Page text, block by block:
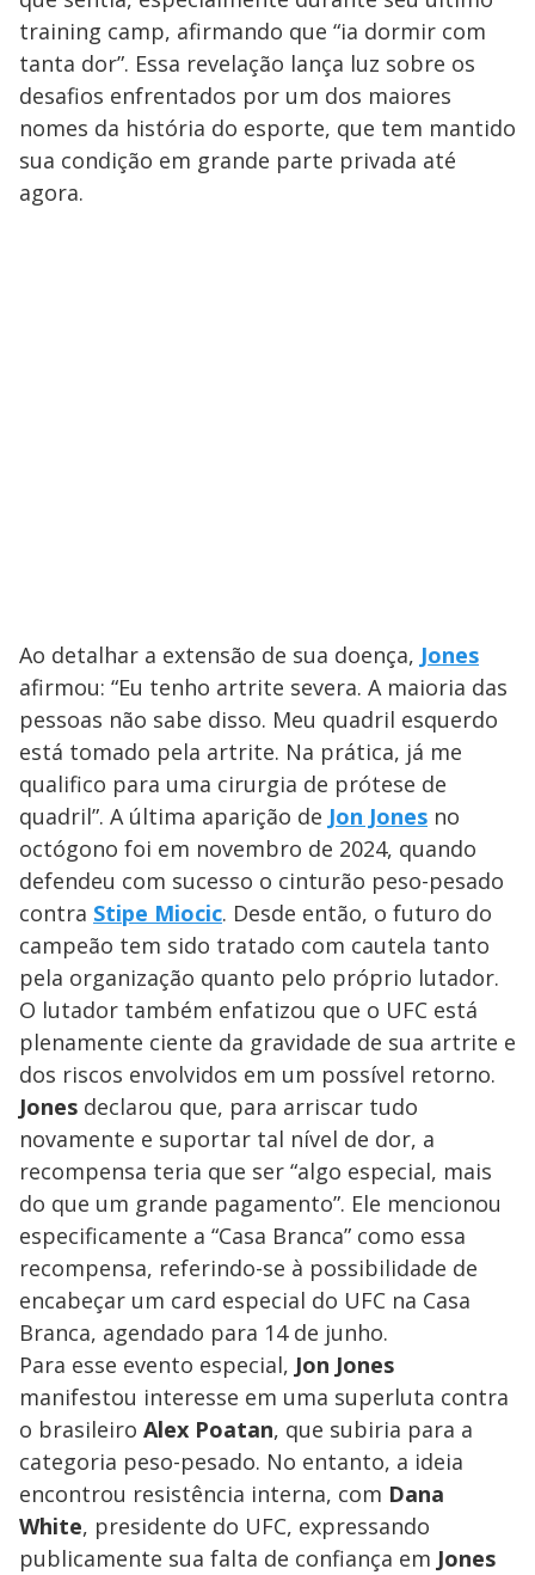
training camp, afirmando que “ia dormir com
tanta dor”. Essa revelação lança luz sobre os
desafios enfrentados por um dos maiores
nomes da história do esporte, que tem mantido
sua condição em grande parte privada até
agora.
Ao detalhar a extensão de sua doença, Jones
afirmou: “Eu tenho artrite severa. A maioria das
pessoas não sabe disso. Meu quadril esquerdo
está tomado pela artrite. Na prática, já me
qualifico para uma cirurgia de prótese de
quadril”. A última aparição de Jon Jones no
octógono foi em novembro de 2024, quando
defendeu com sucesso o cinturão peso-pesado
contra Stipe Miocic. Desde então, o futuro do
campeão tem sido tratado com cautela tanto
pela organização quanto pelo próprio lutador.
O lutador também enfatizou que o UFC está
plenamente ciente da gravidade de sua artrite e
dos riscos envolvidos em um possível retorno.
Jones declarou que, para arriscar tudo
novamente e suportar tal nível de dor, a
recompensa teria que ser “algo especial, mais
do que um grande pagamento”. Ele mencionou
especificamente a “Casa Branca” como essa
recompensa, referindo-se à possibilidade de
encabeçar um card especial do UFC na Casa
Branca, agendado para 14 de junho.
Para esse evento especial, Jon Jones
manifestou interesse em uma superluta contra
o brasileiro Alex Poatan, que subiria para a
categoria peso-pesado. No entanto, a ideia
encontrou resistência interna, com Dana
White, presidente do UFC, expressando
publicamente sua falta de confiança em Jones